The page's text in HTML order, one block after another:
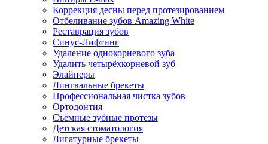
Коррекция десны перед протезированием
Отбеливание зубов Amazing White
Реставрация зубов
Синус-Лифтинг
Удаление однокорневого зуба
Удалить четырёхкорневой зуб
Элайнеры
Лингвальные брекеты
Профессиональная чистка зубов
Ортодонтия
Съемные зубные протезы
Детская стоматология
Лигатурные брекеты